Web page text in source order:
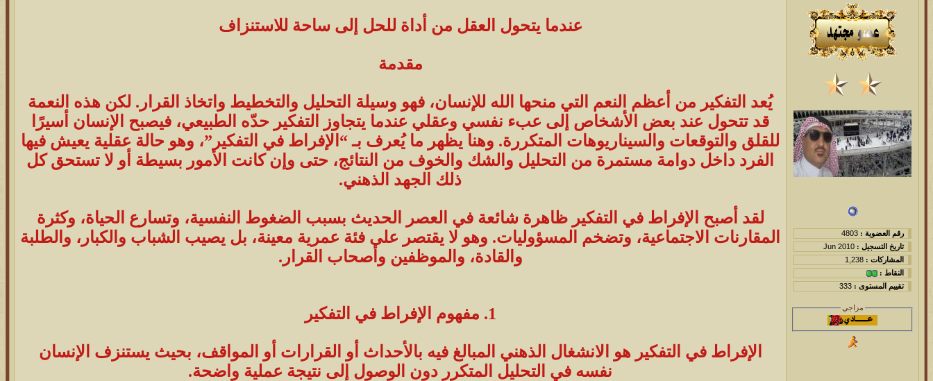
رقم العضوية : 4803
تاريخ التسجيل : Jun 2010
المشاركات : 1,238
النقاط :
تقييم المستوى : 333
مزاجي
عندما يتحول العقل من أداة للحل إلى ساحة للاستنزاف
مقدمة
يُعد التفكير من أعظم النعم التي منحها الله للإنسان، فهو وسيلة التحليل والتخطيط واتخاذ القرار. لكن هذه النعمة
قد تتحول عند بعض الأشخاص إلى عبء نفسي وعقلي عندما يتجاوز التفكير حدّه الطبيعي، فيصبح الإنسان أسيرًا
للقلق والتوقعات والسيناريوهات المتكررة. وهنا يظهر ما يُعرف بـ “الإفراط في التفكير”، وهو حالة عقلية يعيش فيها
الفرد داخل دوامة مستمرة من التحليل والشك والخوف من النتائج، حتى وإن كانت الأمور بسيطة أو لا تستحق كل
ذلك الجهد الذهني.
لقد أصبح الإفراط في التفكير ظاهرة شائعة في العصر الحديث بسبب الضغوط النفسية، وتسارع الحياة، وكثرة
المقارنات الاجتماعية، وتضخم المسؤوليات. وهو لا يقتصر على فئة عمرية معينة، بل يصيب الشباب والكبار، والطلبة
والقادة، والموظفين وأصحاب القرار.
1. مفهوم الإفراط في التفكير
الإفراط في التفكير هو الانشغال الذهني المبالغ فيه بالأحداث أو القرارات أو المواقف، بحيث يستنزف الإنسان
نفسه في التحليل المتكرر دون الوصول إلى نتيجة عملية واضحة.